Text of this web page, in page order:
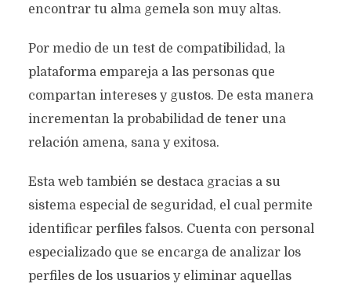
encontrar tu alma gemela son muy altas.
Por medio de un test de compatibilidad, la
plataforma empareja a las personas que
compartan intereses y gustos. De esta manera
incrementan la probabilidad de tener una
relación amena, sana y exitosa.
Esta web también se destaca gracias a su
sistema especial de seguridad, el cual permite
identificar perfiles falsos. Cuenta con personal
especializado que se encarga de analizar los
perfiles de los usuarios y eliminar aquellas